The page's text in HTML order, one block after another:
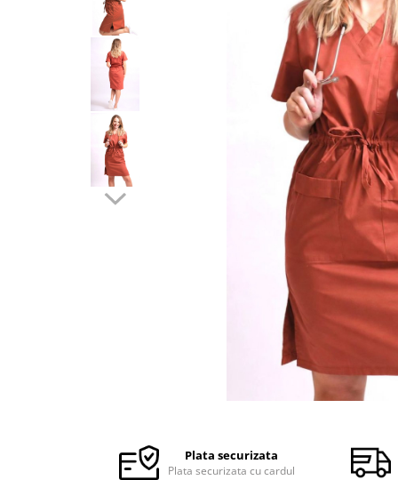
Halate medicale femei
Halate medicale barbati
Halate medicale P2 cu fluturas
Halate medicale cu nasturi
Halate medicale cu fermoar
Halate medicale polar - unisex
Facebook
Plata securizata
Plata securizata cu cardul